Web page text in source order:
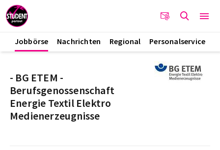
Jobbörse Nachrichten Regional Personalservice
- BG ETEM -
Berufsgenossenschaft
Energie Textil Elektro
Medienerzeugnisse